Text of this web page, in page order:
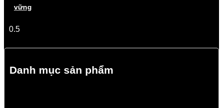
vững
Danh mục sản phẩm